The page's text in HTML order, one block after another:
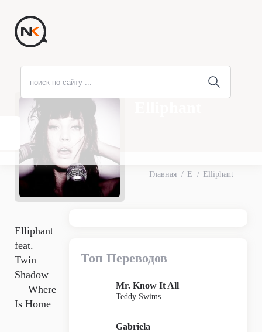
Главная E Elliphant
Elliphant
feat.
Twin
Shadow
— Where
Is Home
Топ Переводов
Mr. Know It All
Teddy Swims
Gabriela